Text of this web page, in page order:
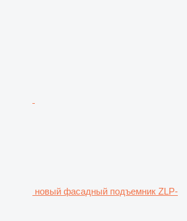
новый фасадный подъемник ZLP-